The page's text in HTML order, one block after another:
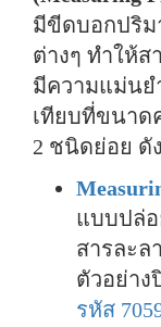
มีขีดบอกปริม
ต่างๆ ทำให้ส
มีความแม่นย
เทียบที่ขนาด
2 ชนิดย่อย ดั
แบบปล่
สารละล
ตัวอย่าง
รหัส